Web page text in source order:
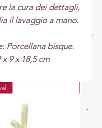
la cura dei dettagli,
il lavaggio a mano.
Porcellana bisque.
x 9 x 18,5 cm